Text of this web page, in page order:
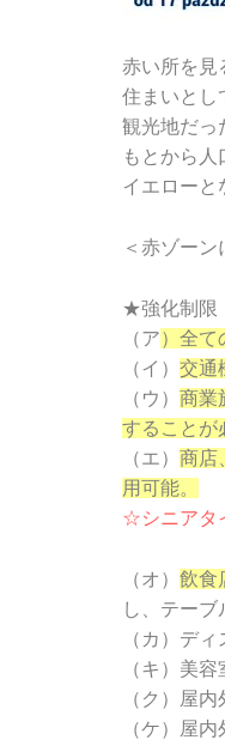
赤い所を見
住まいとし
観光地だっ
もとから
イエローと
＜赤ゾーン
★強化制限
（ア）全て
（イ） 交通
（ウ） 商業
することが
（エ） 商店
用可能。
☆シニアタ
（オ） 飲食
し、テー
（カ）デ
（キ）美
（ク）屋
（ケ）屋